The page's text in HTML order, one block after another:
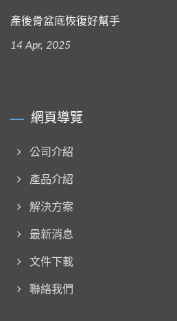
產後骨盆底恢復好幫手
14 Apr, 2025
網頁導覽
公司介紹
產品介紹
解決方案
最新消息
文件下載
聯絡我們